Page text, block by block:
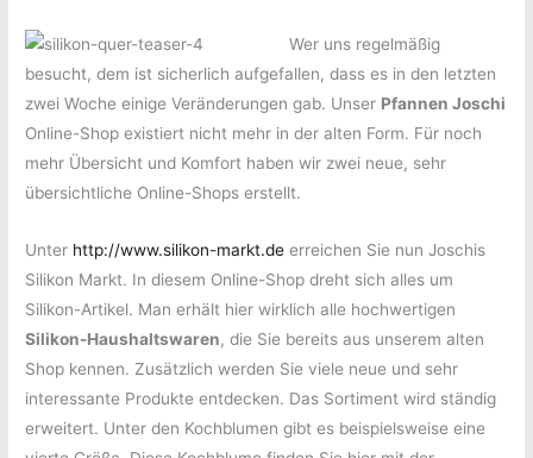
Wer uns regelmäßig
besucht, dem ist sicherlich aufgefallen, dass es in den letzten
zwei Woche einige Veränderungen gab. Unser Pfannen Joschi
Online-Shop existiert nicht mehr in der alten Form. Für noch
mehr Übersicht und Komfort haben wir zwei neue, sehr
übersichtliche Online-Shops erstellt.
Unter http://www.silikon-markt.de erreichen Sie nun Joschis
Silikon Markt. In diesem Online-Shop dreht sich alles um
Silikon-Artikel. Man erhält hier wirklich alle hochwertigen
Silikon-Haushaltswaren, die Sie bereits aus unserem alten
Shop kennen. Zusätzlich werden Sie viele neue und sehr
interessante Produkte entdecken. Das Sortiment wird ständig
erweitert. Unter den Kochblumen gibt es beispielsweise eine